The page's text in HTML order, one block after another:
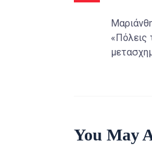
«Πόλεις
You May